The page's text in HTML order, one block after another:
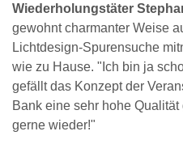
Wiederholungstäter
gewohnt charmanter Weise
Lichtdesign-Spurensuche
wie zu Hause. "Ich bin ja
gefällt das Konzept der
Bank eine sehr hohe
gerne wieder!"